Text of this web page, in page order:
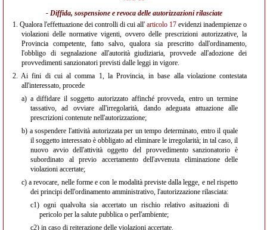
- Diffida, sospensione e revoca delle autorizzazioni rilasciate
1. Qualora l'effettuazione dei controlli di cui all' articolo 17 evidenzi inadempienze o
violazioni delle normative vigenti, ovvero delle prescrizioni autorizzative, la
Provincia competente, fatto salvo, qualora sia prescritto dall'ordinamento,
l'obbligo di segnalazione all'autorità giudiziaria, provvede all'adozione dei
provvedimenti sanzionatori previsti dalle leggi in vigore.
2.Ai fini di cui al comma 1, la Provincia, in base alla violazione contestata
all'interessato, procede
a) a diffidare il soggetto autorizzato affinché provveda, entro un termine
tassativo, ad ovviare all'irregolarità, dando adeguata attuazione alle
prescrizioni contenute nell'autorizzazione;
b) a sospendere l'attività autorizzata per un tempo determinato, entro il quale
il soggetto interessato è obbligato ad eliminare le irregolarità; in tal caso, il
nuovo avvio dell'attività oggetto del provvedimento sanzionatorio è
subordinato al previo accertamento dell'avvenuta eliminazione delle
violazioni accertate;
c) a revocare, nelle forme e con le modalità previste dalla legge, e nel rispetto
dei principi dell'ordinamento amministrativo, l'autorizzazione rilasciata:
c1) ogni qualvolta sia accertato un rischio relativo asituazioni di
pericolo per la salute pubblica o perl'ambiente;
c2) in caso di reiterazione delle violazioni accertate.